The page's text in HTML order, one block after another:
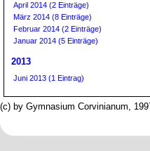
April 2014 (2 Einträge)
März 2014 (8 Einträge)
Februar 2014 (2 Einträge)
Januar 2014 (5 Einträge)
2013
Juni 2013 (1 Eintrag)
(c) by Gymnasium Corvinianum,